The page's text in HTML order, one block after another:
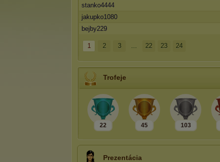
stanko4444
jakupko1080
bejby229
1 2 3 ... 22 23 24
Trofeje
22 45 103
Prezentácia